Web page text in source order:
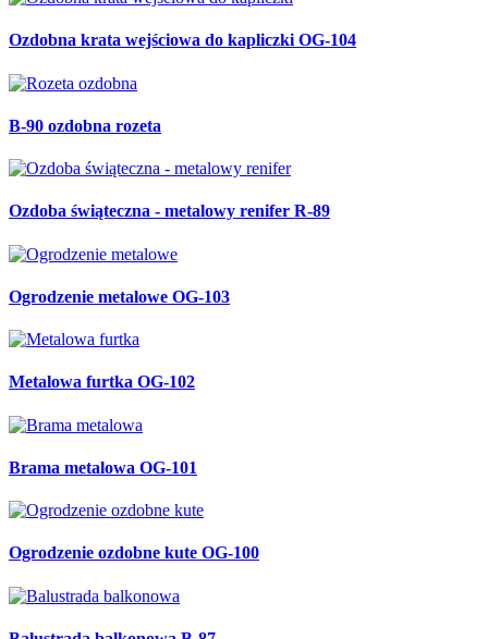
Ozdobna krata wejściowa do kapliczki OG-104
B-90 ozdobna rozeta
Ozdoba świąteczna - metalowy renifer R-89
Ogrodzenie metalowe OG-103
Metalowa furtka OG-102
Brama metalowa OG-101
Ogrodzenie ozdobne kute OG-100